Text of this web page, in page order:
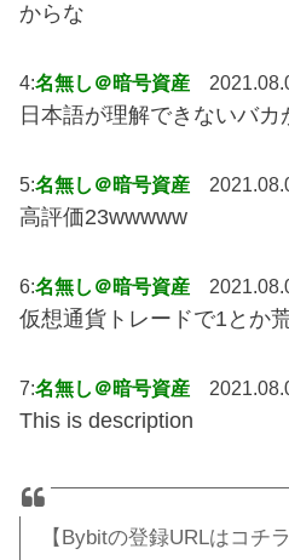
からな
4:名無し＠暗号資産
日本語が理解できないバカ
5:名無し＠暗号資産
高評価23wwwww
6:名無し＠暗号資産
仮想通貨トレードで1とか
7:名無し＠暗号資産
This is description
【Bybitの登録URLはコチラ